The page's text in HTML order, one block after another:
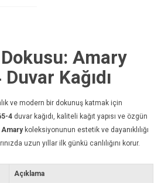
Amary
Duvar Kağıdı
ve modern bir dokunuş katmak için
4 duvar kağıdı , kaliteli kağıt yapısı ve özgün
Amarykoleksiyonunun estetik ve dayanıklılığı
uzun yıllar ilk günkü canlılığını korur.
Açıklama